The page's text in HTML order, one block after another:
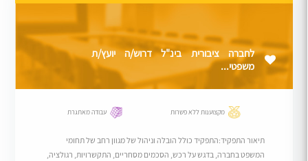
לחברה ציבורית בינ"ל דרוש/ה יועץ/ת
משפטי...
מקצוענות ללא פשרות עבודה מאתגרת
תיאור התפקיד:התפקיד כולל הובלה וניהול של מגוון רחב של תחומי
המשפט בחברה, בדגש על רכש, הסכמים מסחריים, התקשרויות, רגולציה,